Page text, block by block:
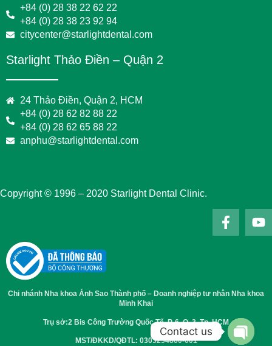
+84 (0) 28 38 22 62 22
+84 (0) 28 38 23 92 94
citycenter@starlightdental.com
Starlight Thảo Điền – Quận 2
24 Thảo Điền, Quận 2, HCM
+84 (0) 28 62 82 88 22
+84 (0) 28 62 65 88 22
anphu@starlightdental.com
Copyright © 1996 – 2020 Starlight Dental Clinic.
Chi nhánh Nha khoa Ánh Sao Thành phố – Doanh nghiệp tư nhân Nha khoa
Minh Khai
Trụ sở:2 Bis Công Trường Quốc Tế, P. 6, Q. 3, Tp. HCM
MST/ĐKKD/QĐTL: 0303254860-001
Contact us